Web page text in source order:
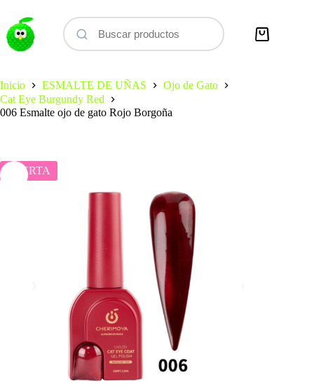
contenido
Carro
Inicio
ESMALTE DE UÑAS
Ojo de Gato
Cat Eye Burgundy Red
006 Esmalte ojo de gato Rojo Borgoña
OFERTA